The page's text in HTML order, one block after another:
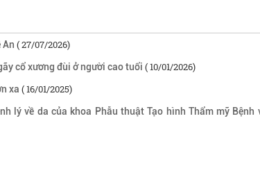
An ( 27/07/2026)
cổ xương đùi ở người cao tuổi ( 10/01/2026)
xa ( 16/01/2025)
lý về da của khoa Phẫu thuật Tạo hình Thẩm mỹ Bệnh